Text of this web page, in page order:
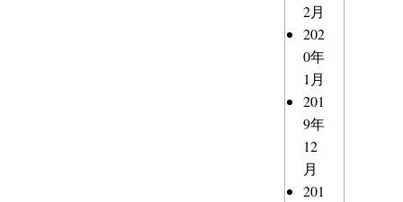
2月
202
0年
1月
201
9年
12
月
201